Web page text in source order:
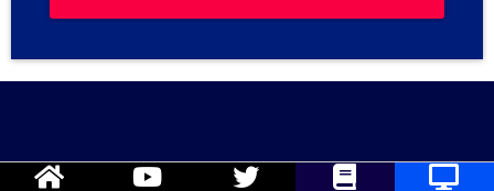
Copyright© キャリアコンサルタント試験対策研究室, 2026 All Rights